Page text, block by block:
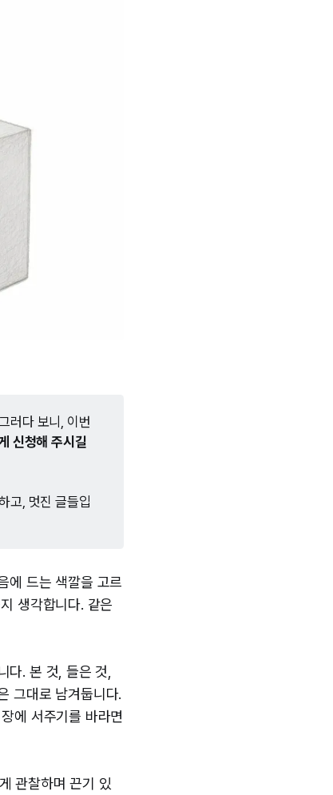
러다 보니, 이번
신청해 주시길
고, 멋진 글들입
에 드는 색깔을 고르
생각합니다. 같은
다. 본 것, 들은 것,
그대로 남겨둡니다.
에 서주기를 바라면
관찰하며 끈기 있